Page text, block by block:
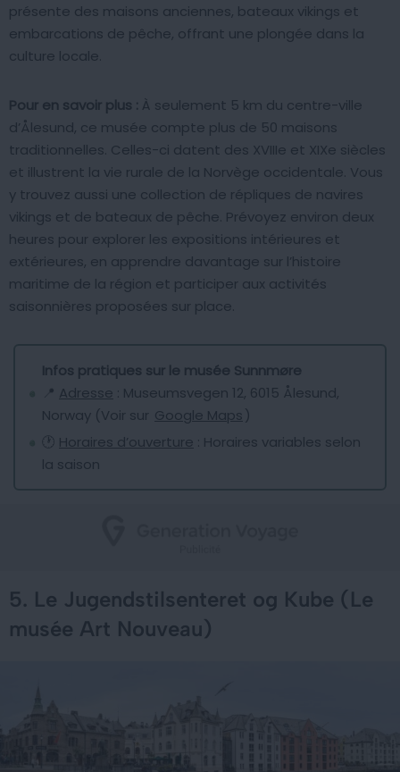
présente des maisons anciennes, bateaux vikings et
embarcations de pêche, offrant une plongée dans la
culture locale.
Pour en savoir plus : À seulement 5 km du centre-ville
d’Ålesund, ce musée compte plus de 50 maisons
traditionnelles. Celles-ci datent des XVIIIe et XIXe siècles
et illustrent la vie rurale de la Norvège occidentale. Vous
y trouvez aussi une collection de répliques de navires
vikings et de bateaux de pêche. Prévoyez environ deux
heures pour explorer les expositions intérieures et
extérieures, en apprendre davantage sur l’histoire
maritime de la région et participer aux activités
saisonnières proposées sur place.
Infos pratiques sur le musée Sunnmøre
📍 Adresse : Museumsvegen 12, 6015 Ålesund,
Norway (Voir sur Google Maps)
🕐 Horaires d’ouverture : Horaires variables selon
la saison
5. Le Jugendstilsenteret og Kube (Le
musée Art Nouveau)